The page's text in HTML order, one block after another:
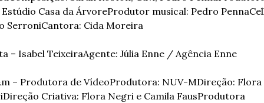
Estúdio Casa da ÁrvoreProdutor musical: Pedro Penna
SerroniCantora: Cida Moreira
– Isabel TeixeiraAgente: Júlia Enne / Agência Enne
– Produtora de VídeoProdutora: NUV-MDireção: Flora
Direção Criativa: Flora Negri e Camila FausProdutora